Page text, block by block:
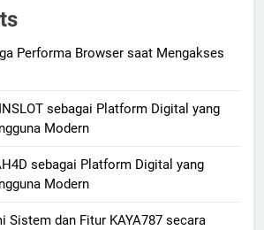
Performa Browser saat Mengakses
sebagai Platform Digital yang
Modern
sebagai Platform Digital yang
Modern
Sistem dan Fitur KAYA787 secara